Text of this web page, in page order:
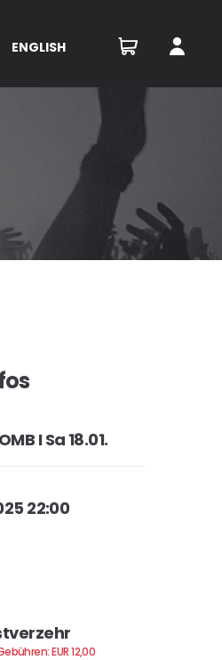
ENGLISH
I Sa 18.01.
22:00
EUR 12,00